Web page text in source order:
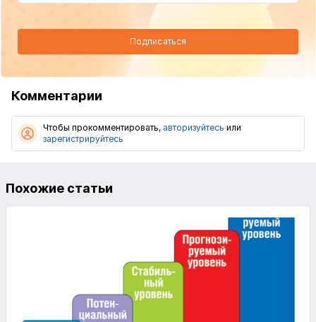
Подписаться
Комментарии
Чтобы прокомментировать, авторизуйтесь или
зарегистрируйтесь
Похожие статьи